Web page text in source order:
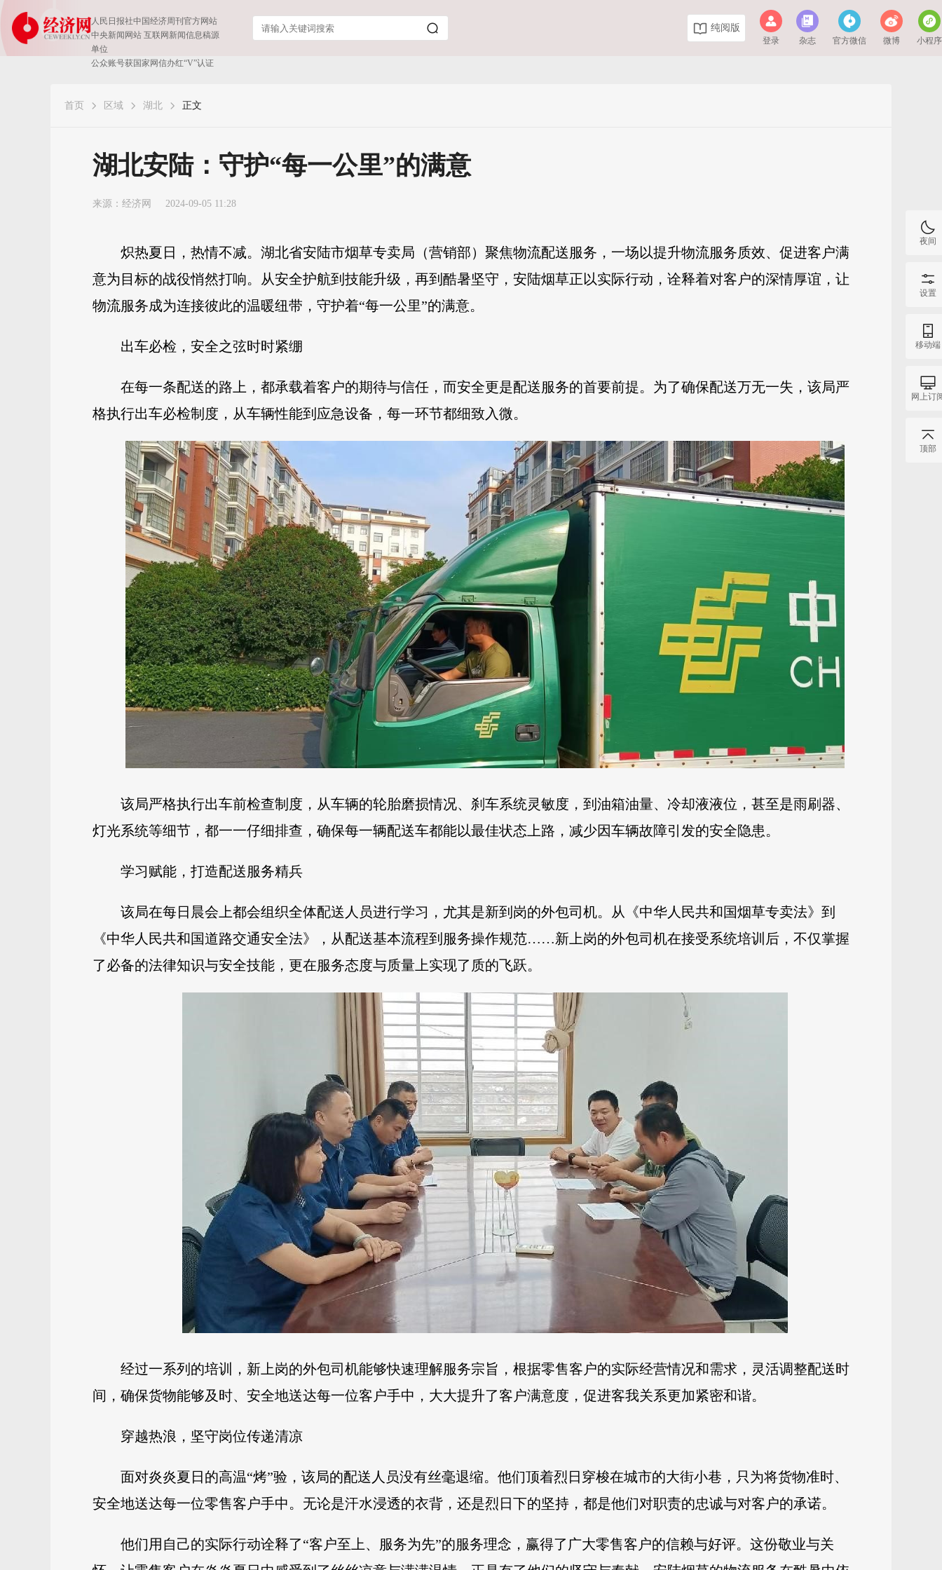
人民日报社中国经济周刊官方网站
中央新闻网站 互联网新闻信息稿源
单位
公众账号获国家网信办红“V”认证
纯阅版
登录 杂志 官方微信 微博 小程序
首页 区域 湖北 正文
湖北安陆：守护“每一公里”的满意
来源： 经济网 2024-09-05 11:28
炽热夏日，热情不减。湖北省安陆市烟草专卖局（营销部）聚焦物流配送服务，一场以提升物流服务质效、促进客户满
意为目标的战役悄然打响。从安全护航到技能升级，再到酷暑坚守，安陆烟草正以实际行动，诠释着对客户的深情厚谊，让
物流服务成为连接彼此的温暖纽带，守护着“每一公里”的满意。
出车必检，安全之弦时时紧绷
在每一条配送的路上，都承载着客户的期待与信任，而安全更是配送服务的首要前提。为了确保配送万无一失，该局严
格执行出车必检制度，从车辆性能到应急设备，每一环节都细致入微。
该局严格执行出车前检查制度，从车辆的轮胎磨损情况、刹车系统灵敏度，到油箱油量、冷却液液位，甚至是雨刷器、
灯光系统等细节，都一一仔细排查，确保每一辆配送车都能以最佳状态上路，减少因车辆故障引发的安全隐患。
学习赋能，打造配送服务精兵
该局在每日晨会上都会组织全体配送人员进行学习，尤其是新到岗的外包司机。从《中华人民共和国烟草专卖法》到
《中华人民共和国道路交通安全法》，从配送基本流程到服务操作规范……新上岗的外包司机在接受系统培训后，不仅掌握
了必备的法律知识与安全技能，更在服务态度与质量上实现了质的飞跃。
经过一系列的培训，新上岗的外包司机能够快速理解服务宗旨，根据零售客户的实际经营情况和需求，灵活调整配送时
间，确保货物能够及时、安全地送达每一位客户手中，大大提升了客户满意度，促进客我关系更加紧密和谐。
穿越热浪，坚守岗位传递清凉
面对炎炎夏日的高温“烤”验，该局的配送人员没有丝毫退缩。他们顶着烈日穿梭在城市的大街小巷，只为将货物准时、
安全地送达每一位零售客户手中。无论是汗水浸透的衣背，还是烈日下的坚持，都是他们对职责的忠诚与对客户的承诺。
他们用自己的实际行动诠释了“客户至上、服务为先”的服务理念，赢得了广大零售客户的信赖与好评。这份敬业与关
夜间
设置
移动端
网上订
顶部